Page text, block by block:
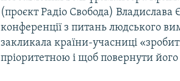
(проєкт Радіо Свобода) Владислава
конференції з питань людського
закликала країни-учасниці
пріоритетною і щоб повернути